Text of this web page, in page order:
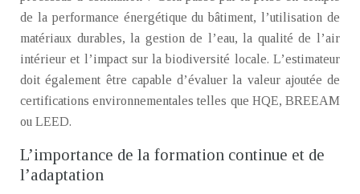
de la performance énergétique du bâtiment, l’utilisation de
matériaux durables, la gestion de l’eau, la qualité de l’air
intérieur et l’impact sur la biodiversité locale. L’estimateur
doit également être capable d’évaluer la valeur ajoutée de
certifications environnementales telles que HQE, BREEAM
ou LEED.
L’importance de la formation continue et de
l’adaptation